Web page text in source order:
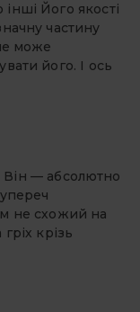
Його якості
частину
може
його. І ось
Він — абсолютно
не схожий на
крізь